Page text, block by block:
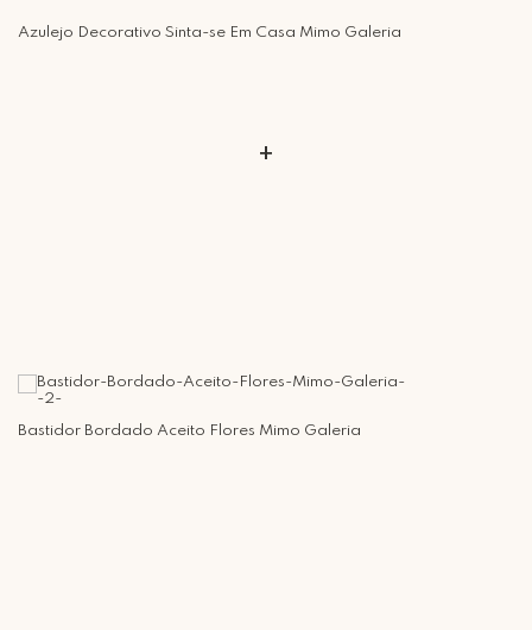
Azulejo Decorativo Sinta-se Em Casa Mimo Galeria
+
Bastidor Bordado Aceito Flores Mimo Galeria